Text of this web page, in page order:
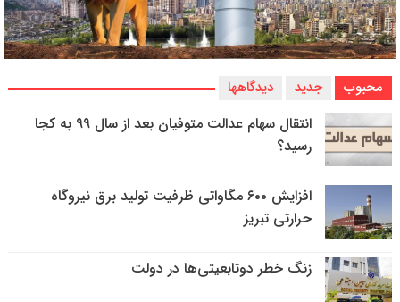
محبوب جدید دیدگاهها
انتقال سهام عدالت متوفیان بعد از سال ۹۹ به کجا
رسید؟
افزایش ۶۰۰ مگاواتی ظرفیت تولید برق نیروگاه
حرارتی تبریز
زنگ خطر دوتابعیتی‌ها در دولت